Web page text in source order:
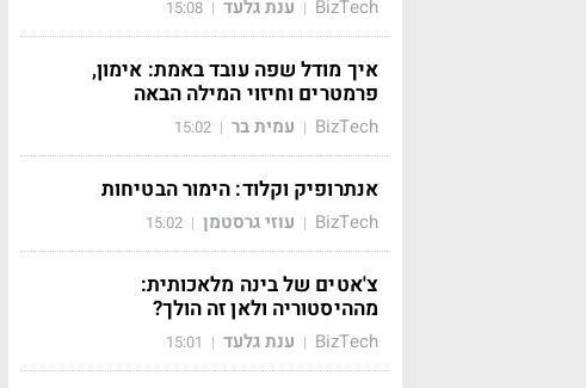
BizTech
| ענת גלעד |
15:08
איך מודל שפה עובד באמת: אימון,
פרמטרים וחיזוי המילה הבאה
BizTech
| עמית בר |
15:02
אנתרופיק וקלוד: הימור הבטיחות
BizTech
| עוזי גרסטמן |
15:02
צ'אטים של בינה מלאכותית:
מההיסטוריה ולאן זה הולך?
BizTech
| ענת גלעד |
15:01